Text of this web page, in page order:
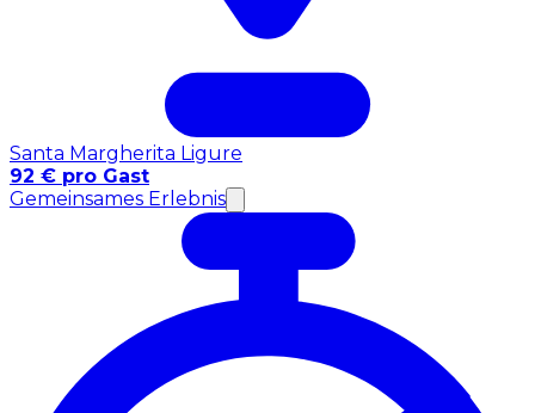
Santa Margherita Ligure
92 € pro Gast
Gemeinsames Erlebnis